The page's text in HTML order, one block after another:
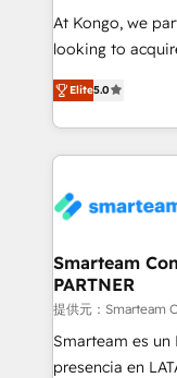
making. Working with clients locally and globally, our
expertise
experience
and data-driven campaigns.
the community -
Connect with
At Kongo, we
looking to
leads. We use
automation and
and, deliver
Elite5.0
Smarteam
PARTNER
提供元：Smarteam
Smarteam es
presencia en